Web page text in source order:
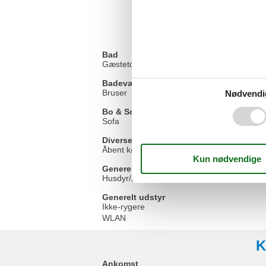
Bad
Gæstetoilet
Badeværelse
Bruser
Bo & Sove
Sofa
Diverse
Åbent køkken
Generel
Husdyr/hund forbudt
Generelt udstyr
Ikke-rygere
WLAN
Ankomst